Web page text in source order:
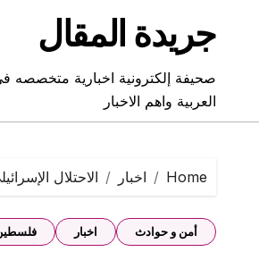
contentجريدة المقال
صحيفة إلكترونية اخبارية متخصصه
العربية واهم الاخبار
Home اخبار الاحتلال
أمن و حوادث اخبار